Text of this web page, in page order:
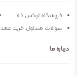
اتوبوس و تاکسی،
تنوع محصولات
فروشگاه لوکس کالا
سوالات متداول خرید
درباره ما